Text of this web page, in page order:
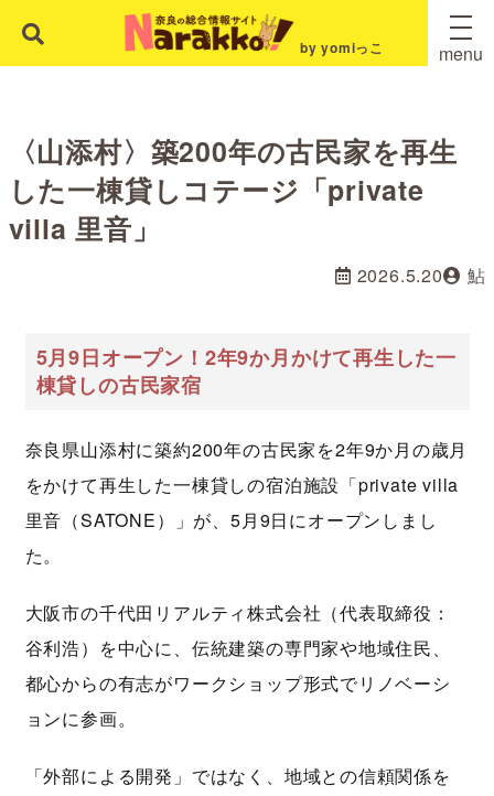
by yomiっこ menu
〈山添村〉築200年の古民家を再生
した一棟貸しコテージ「private
villa 里音」
2026.5.20 鮎
5月9日オープン！2年9か月かけて再生した一
棟貸しの古民家宿
奈良県山添村に築約200年の古民家を2年9か月の歳月
をかけて再生した一棟貸しの宿泊施設「private villa
里音（SATONE）」が、5月9日にオープンしまし
た。
大阪市の千代田リアルティ株式会社（代表取締役：
谷利浩）を中心に、伝統建築の専門家や地域住民、
都心からの有志がワークショップ形式でリノベーシ
ョンに参画。
「外部による開発」ではなく、地域との信頼関係を